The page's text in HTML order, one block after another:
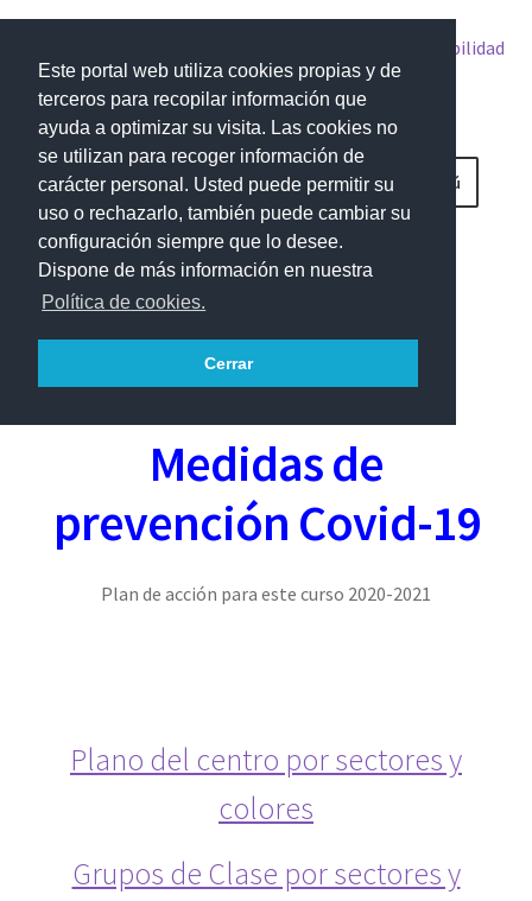
Este portal web utiliza cookies propias y de
terceros para recopilar información que
ayuda a optimizar su visita. Las cookies no
se utilizan para recoger información de
carácter personal. Usted puede permitir su
uso o rechazarlo, también puede cambiar su
configuración siempre que lo desee.
Dispone de más información en nuestra
Política de cookies.
Cerrar
Accesibilidad
Ir
a
navegación
Ir
al
contenido
Menú
Inicio
¿POR QUÉ TAN POCAS?
Acreditación de competencias profesionales
Admisión 2 Curso
Alumnado
AULA EMPRENDIMIENTO
AULA TECNOLOGÍA APLICADA
covid-19
Medidas de
prevención Covid-19
Plan de acción para este curso 2020-2021
Plano del centro por sectores y
colores
Grupos de Clase por sectores y